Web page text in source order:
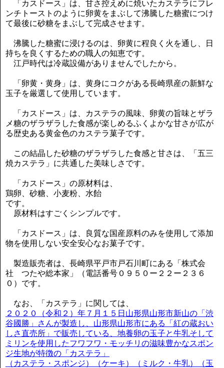
「カスドース」は、甘さ控えめに焼いたカステラにフレ
ンチトーストのように卵黄をまぶして沸騰した糖蜜につけ
て最後に砂糖をまぶして完成させます。
沸騰した糖蜜に浸けるのは、卵黄に程良く火を通し、日
持ちを良くするための職人の知恵です。
江戸時代は冷蔵設備がありませんでしたから。
「卵黄・黄身」は、黄身にコクがある長崎県産の新鮮な
玉子を厳選して使用しています。
「カスドース」は、カステラの風味、卵黄の旨味とザラ
メ糖のザラザラした食感が楽しめるふくよかな甘さが広が
る歴史ある黄金色のカステラ菓子です。
この結晶した砂糖のザラザラした食感と甘さは、「五三
焼カステラ」に共通した美味しさです。
「カスドース」の原材料は、
鶏卵、砂糖、小麦粉、水飴
です。
原材料はすごくシンプルです。
「カスドース」は、良質な国産原料のみを使用して添加
物を使用しない安全安心なお菓子です。
製造販売者は、長崎県平戸市戸石川町にある「株式会
社 つたや総本家」（電話番号０９５０ー２２ー２３６
０）です。
なお、「カステラ」に関しては、
２０２０（令和２）年７月１５日山形県山形市新山の「渋
谷國勝」さんが製造し、山形県山形市にある「紅の蔵おい
しさ直売所」で販売している、地養卵の玉子と牛乳そして
ミリンを使用したフワフワ・モッチリの滋味豊かなスポン
ジ生地が特徴の「カステラ」
（カステラ・スポンジ）（ケーキ）（ミルク・牛乳）（玉